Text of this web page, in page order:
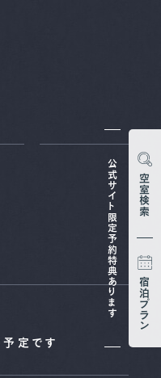
公式サイト限定予約特典あります 空室検索
宿泊プラン
定です